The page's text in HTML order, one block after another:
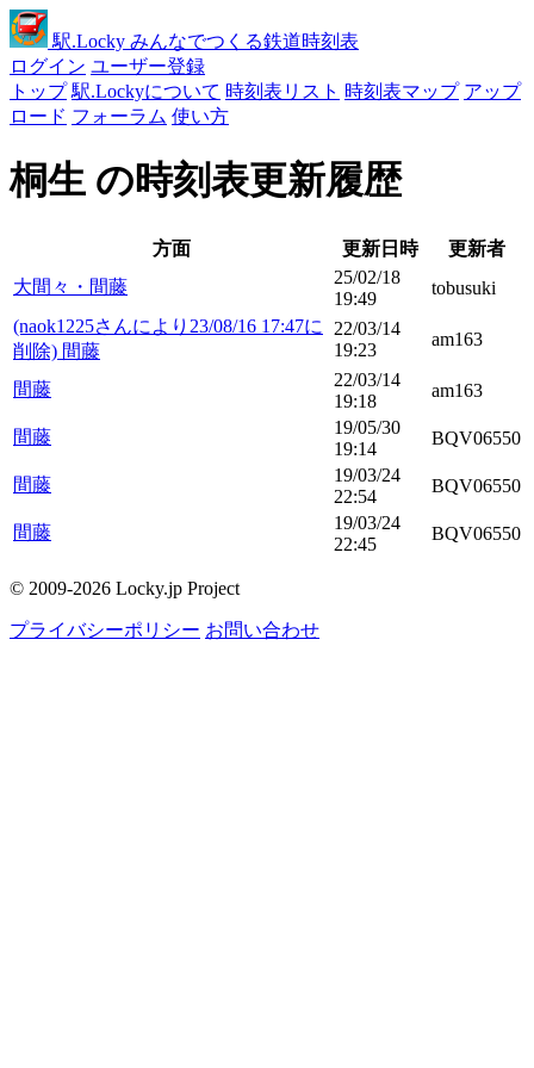
駅.Locky みんなでつくる鉄道時刻表
ログイン ユーザー登録
トップ 駅.Lockyについて 時刻表リスト 時刻表マップ アップ
ロード フォーラム 使い方
桐生 の時刻表更新履歴
方面 更新日時
更新者
大間々・間藤
25/02/18
19:49
tobusuki
(naok1225さんにより23/08/16 17:47に
削除) 間藤
22/03/14
19:23
am163
間藤
22/03/14
19:18
am163
間藤
19/05/30
19:14
BQV06550
間藤
19/03/24
22:54
BQV06550
間藤
19/03/24
22:45
BQV06550
© 2009-2026 Locky.jp Project
プライバシーポリシー お問い合わせ